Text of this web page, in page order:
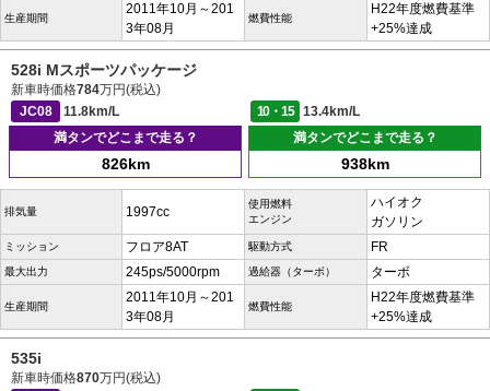
生産期間
2011年10月～201
3年08月
燃費性能
H22年度燃費基準
+25%達成
528i Mスポーツパッケージ
新車時価格784万円(税込)
JC08
11.8km/L 10・15
13.4km/L
満タンでどこまで走る？
826km
満タンでどこまで走る？
938km
排気量 1997cc
使用燃料
エンジン
ハイオク
ガソリン
ミッション フロア8AT 駆動方式 FR
最大出力 245ps/5000rpm 過給器（ターボ） ターボ
生産期間
2011年10月～201
3年08月
燃費性能
H22年度燃費基準
+25%達成
535i
新車時価格870万円(税込)